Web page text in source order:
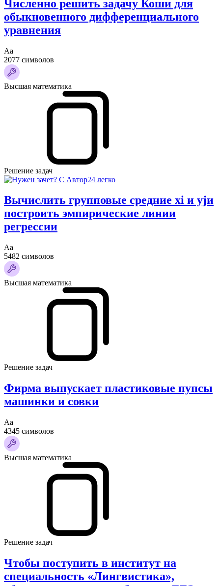
Численно решить задачу Коши для
обыкновенного дифференциального
уравнения
Аа
2077 символов
Высшая математика
Решение задач
Вычислить групповые средние xi и yjи
построить эмпирические линии
регрессии
Аа
5482 символов
Высшая математика
Решение задач
Фирма выпускает пластиковые пупсы
машинки и совки
Аа
4345 символов
Высшая математика
Решение задач
Чтобы поступить в институт на
специальность «Лингвистика»,